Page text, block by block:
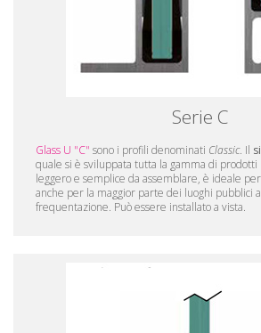
Serie C
Glass U "C" sono i profili denominati Classic. Il
quale si è sviluppata tutta la gamma di prodotti
leggero e semplice da assemblare, è ideale
anche per la maggior parte dei luoghi pubblici a
frequentazione. Può essere installato a vista.